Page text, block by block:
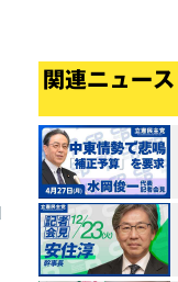
関連ニュース